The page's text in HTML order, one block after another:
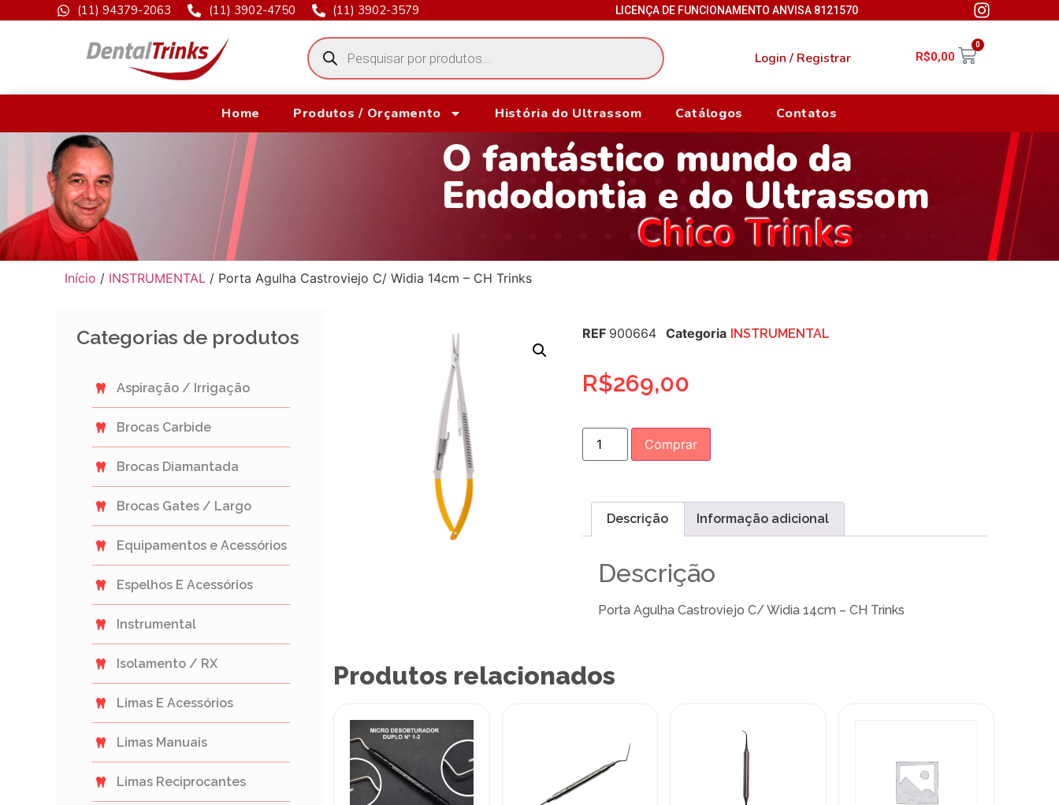
(11) 94379-2063 (11) 3902-4750 (11) 3902-3579 LICENÇA DE FUNCIONAMENTO ANVISA 8121570
Login / Registrar R$0,00
0
Home Produtos / Orçamento História do Ultrassom Catálogos Contatos
O fantástico mundo da
Endodontia e do Ultrassom
Chico Trinks
Início / INSTRUMENTAL / Porta Agulha Castroviejo C/ Widia 14cm – CH Trinks
Categorias de produtos
Aspiração / Irrigação
Brocas Carbide
Brocas Diamantada
Brocas Gates / Largo
Equipamentos e Acessórios
Espelhos E Acessórios
Instrumental
Isolamento / RX
Limas E Acessórios
Limas Manuais
Limas Reciprocantes
REF 900664 Categoria INSTRUMENTAL
R$269,00
Comprar
Descrição Informação adicional
Descrição
Porta Agulha Castroviejo C/ Widia 14cm – CH Trinks
Produtos relacionados